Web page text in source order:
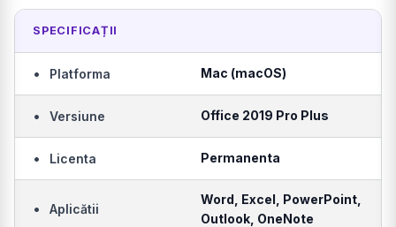
SPECIFICAȚII
• Platforma Mac (macOS)
• Versiune Office 2019 Pro Plus
• Licenta Permanenta
• Aplicătii
Word, Excel, PowerPoint,
Outlook, OneNote